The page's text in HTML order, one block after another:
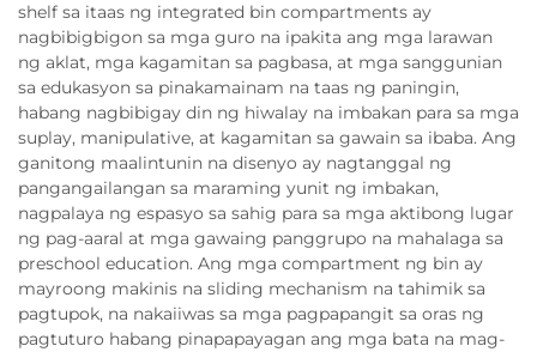
shelf sa itaas ng integrated bin compartments ay
nagbibigbigon sa mga guro na ipakita ang mga larawan
ng aklat, mga kagamitan sa pagbasa, at mga sanggunian
sa edukasyon sa pinakamainam na taas ng paningin,
habang nagbibigay din ng hiwalay na imbakan para sa mga
suplay, manipulative, at kagamitan sa gawain sa ibaba. Ang
ganitong maalintunin na disenyo ay nagtanggal ng
pangangailangan sa maraming yunit ng imbakan,
nagpalaya ng espasyo sa sahig para sa mga aktibong lugar
ng pag-aaral at mga gawaing panggrupo na mahalaga sa
preschool education. Ang mga compartment ng bin ay
mayroong makinis na sliding mechanism na tahimik sa
pagtupok, na nakaiiwas sa mga pagpapangit sa oras ng
pagtuturo habang pinapapayagan ang mga bata na mag-